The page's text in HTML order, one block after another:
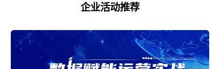
企业活动推荐